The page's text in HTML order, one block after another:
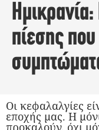
πίεσης
Οι κεφαλαλγίες
εποχής μας. Η
προκαλούν, όχι